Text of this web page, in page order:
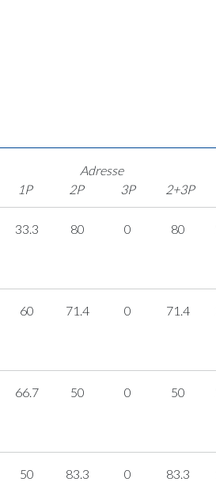
Adresse
1P
2P 3P 2+3P
33.3 80 0 80
60 71.4 0 71.4
66.7 50 0 50
50 83.3 0 83.3